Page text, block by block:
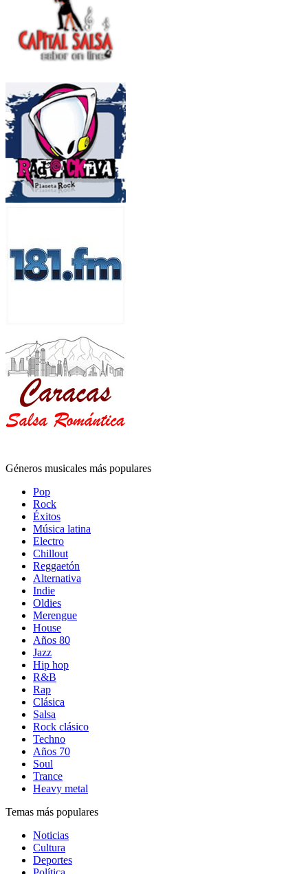
Géneros musicales más populares
Pop
Rock
Éxitos
Música latina
Electro
Chillout
Reggaetón
Alternativa
Indie
Oldies
Merengue
House
Años 80
Jazz
Hip hop
R&B
Rap
Clásica
Salsa
Rock clásico
Techno
Años 70
Soul
Trance
Heavy metal
Temas más populares
Noticias
Cultura
Deportes